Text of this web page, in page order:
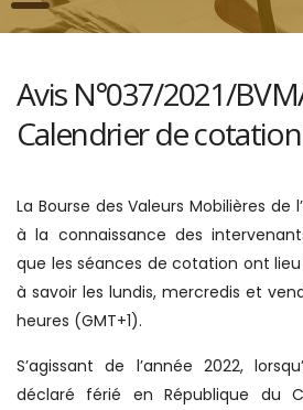
Avis N°037/2021/
Calendrier de
La Bourse des Valeurs Mobilières de
à la connaissance des
que les séances de cotation ont
à savoir les lundis, mercredis et
heures (GMT+1).
S’agissant de l’année 2022,
déclaré férié en République du